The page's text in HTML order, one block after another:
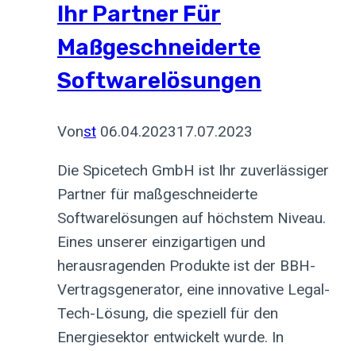
Ihr Partner Für
Maßgeschneiderte
Softwarelösungen
Vonst 06.04.202317.07.2023
Die Spicetech GmbH ist Ihr zuverlässiger
Partner für maßgeschneiderte
Softwarelösungen auf höchstem Niveau.
Eines unserer einzigartigen und
herausragenden Produkte ist der BBH-
Vertragsgenerator, eine innovative Legal-
Tech-Lösung, die speziell für den
Energiesektor entwickelt wurde. In